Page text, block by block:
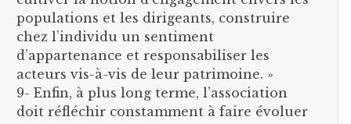
populations et les dirigeants, construire
chez l’individu un sentiment
d’appartenance et responsabiliser les
acteurs vis-à-vis de leur patrimoine. »
9- Enfin, à plus long terme, l’association
doit réfléchir constamment à faire évoluer